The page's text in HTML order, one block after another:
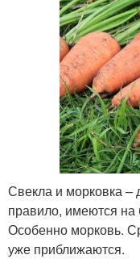
Свекла и морковка –
правило, имеются на
Особенно морковь.
уже приближаются.